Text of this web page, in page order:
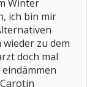
Winter
ich bin mir
zu dem
doch mal